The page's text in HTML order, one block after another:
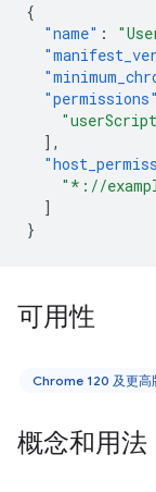
{
"name" :
"permissions"
],
"*://
]
}
可用性
Chrome 120 及更高
概念和用法